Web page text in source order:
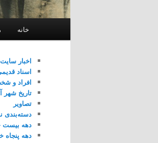
خانه
اخبار سایت
اسناد
افراد و
تاریخ شهر
تصاویر
دسته‌بندی
دهه بیست
دهه پنجاه